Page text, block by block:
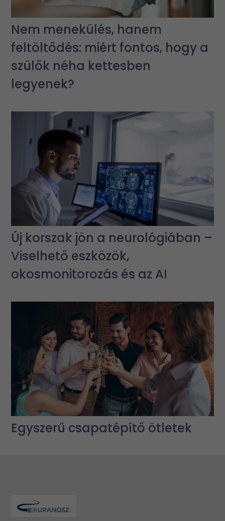
Nem menekülés, hanem
feltöltődés: miért fontos, hogy a
szülők néha kettesben
legyenek?
Új korszak jön a neurológiában –
Viselhető eszközök,
okosmonitorozás és az AI
Egyszerű csapatépítő ötletek